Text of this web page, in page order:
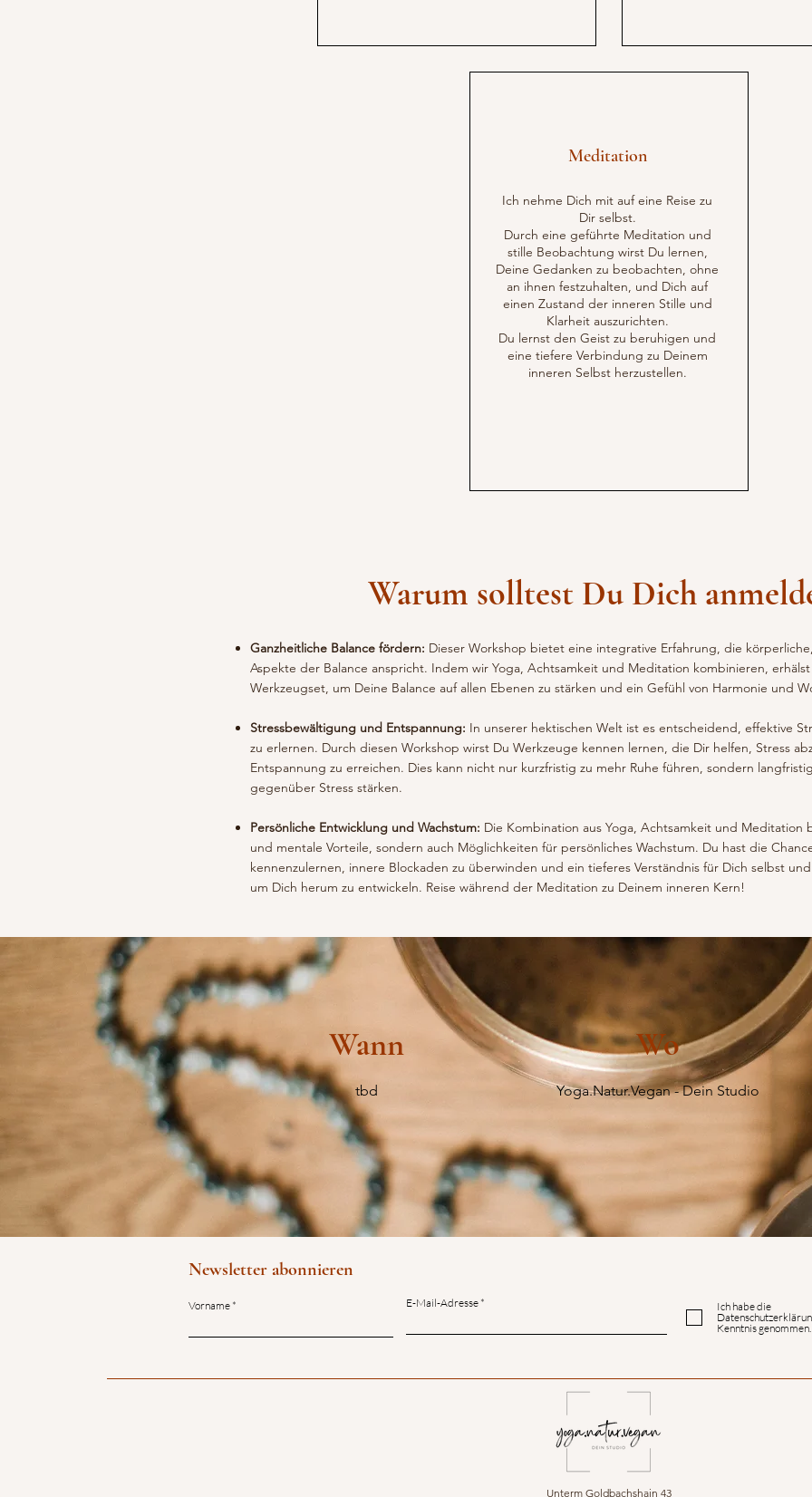
Meditation
Ich nehme Dich mit auf eine Reise zu
Dir selbst.
Durch eine geführte Meditation und
stille Beobachtung wirst Du lernen,
Deine Gedanken zu beobachten, ohne
an ihnen festzuhalten, und Dich auf
einen Zustand der inneren Stille und
Klarheit auszurichten.
Du lernst den Geist zu beruhigen und
eine tiefere Verbindung zu Deinem
inneren Selbst herzustellen.
Warum solltest Du Dich
Ganzheitliche Balance fördern: Dieser Workshop bietet eine integrative Erfahrung, die
Aspekte der Balance anspricht. Indem wir Yoga, Achtsamkeit und Meditation kombinieren,
Werkzeugset, um Deine Balance auf allen Ebenen zu stärken und ein Gefühl von Harmonie und
Stressbewältigung und Entspannung: In unserer hektischen Welt ist es entscheidend, effektive
zu erlernen. Durch diesen Workshop wirst Du Werkzeuge kennen lernen, die Dir helfen, Stress
Entspannung zu erreichen. Dies kann nicht nur kurzfristig zu mehr Ruhe führen, sondern
gegenüber Stress stärken.
Persönliche Entwicklung und Wachstum: Die Kombination aus Yoga, Achtsamkeit und Meditation
und mentale Vorteile, sondern auch Möglichkeiten für persönliches Wachstum. Du hast die
kennenzulernen, innere Blockaden zu überwinden und ein tieferes Verständnis für Dich selbst
um Dich herum zu entwickeln. Reise während der Meditation zu Deinem inneren Kern!
Wann
tbd
Wo
Yoga.Natur.Vegan - Dein Studio
Newsletter abonnieren
Vorname E-Mail-Adresse
Ich habe die
Kenntnis genommen.
Unterm Goldbachshain 43